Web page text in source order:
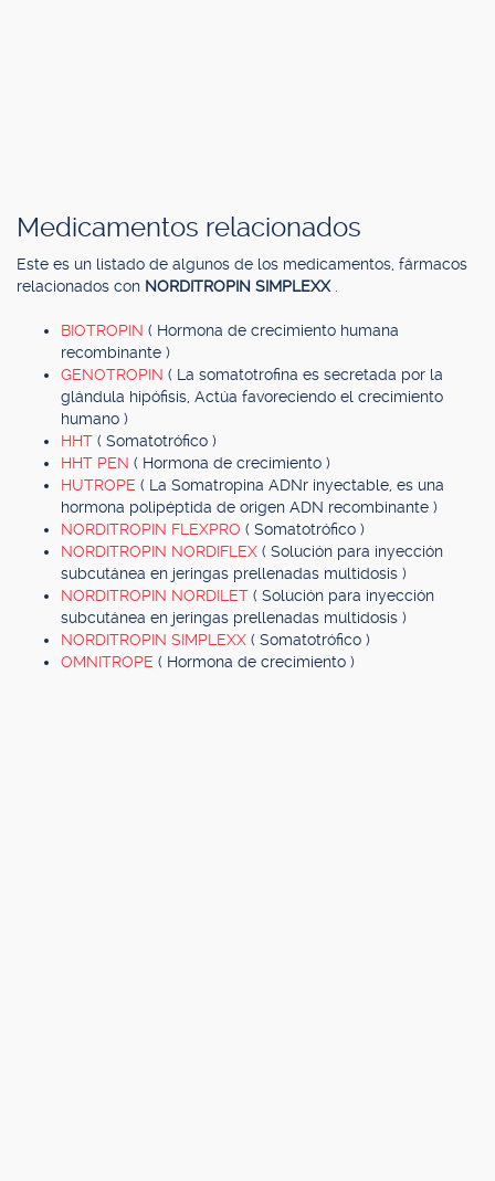
Medicamentos relacionados
Este es un listado de algunos de los medicamentos, fármacos
relacionados con NORDITROPIN SIMPLEXX
BIOTROPIN ( Hormona de crecimiento humana
recombinante )
GENOTROPIN ( La somatotrofina es secretada por la
glándula hipófisis, Actúa favoreciendo el crecimiento
humano )
HHT ( Somatotrófico )
HHT PEN ( Hormona de crecimiento )
HUTROPE ( La Somatropina ADNr inyectable, es una
hormona polipéptida de origen ADN recombinante )
NORDITROPIN FLEXPRO ( Somatotrófico )
NORDITROPIN NORDIFLEX ( Solución para inyección
subcutánea en jeringas prellenadas multidosis )
NORDITROPIN NORDILET ( Solución para inyección
subcutánea en jeringas prellenadas multidosis )
NORDITROPIN SIMPLEXX ( Somatotrófico )
OMNITROPE ( Hormona de crecimiento )